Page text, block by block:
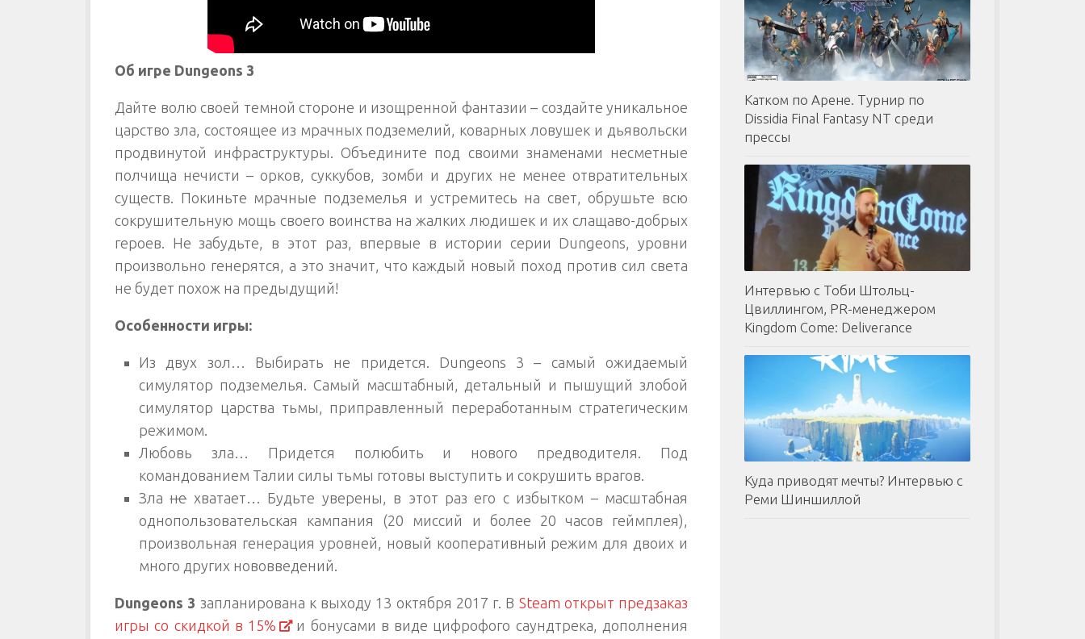
Об игре Dungeons 3
Дайте волю своей темной стороне и изощренной фантазии – создайте уникальное
царство зла, состоящее из мрачных подземелий, коварных ловушек и дьявольски
продвинутой инфраструктуры. Объедините под своими знаменами несметные
полчища нечисти – орков, суккубов, зомби и других не менее отвратительных
существ. Покиньте мрачные подземелья и устремитесь на свет, обрушьте всю
сокрушительную мощь своего воинства на жалких людишек и их слащаво-добрых
героев. Не забудьте, в этот раз, впервые в истории серии Dungeons, уровни
произвольно генерятся, а это значит, что каждый новый поход против сил света
не будет похож на предыдущий!
Особенности игры:
Из двух зол… Выбирать не придется. Dungeons 3 – самый ожидаемый
симулятор подземелья. Самый масштабный, детальный и пышущий злобой
симулятор царства тьмы, приправленный переработанным стратегическим
режимом.
Любовь зла… Придется полюбить и нового предводителя. Под
командованием Талии силы тьмы готовы выступить и сокрушить врагов.
Зланехватает… Будьте уверены, в этот раз его с избытком – масштабная
однопользовательская кампания (20 миссий и более 20 часов геймплея),
произвольная генерация уровней, новый кооперативный режим для двоих и
много других нововведений.
Dungeons 3 запланирована к выходу 13 октября 2017 г. В Steam открыт предзаказ
игры со скидкой в 15%
и бонусами в виде цифрофого саундтрека, дополнения
Катком по Арене. Турнир по
Dissidia Final Fantasy NT среди
прессы
Интервью с Тоби Штольц-
Цвиллингом, PR-менеджером
Kingdom Come: Deliverance
Куда приводят мечты? Интервью с
Реми Шиншиллой